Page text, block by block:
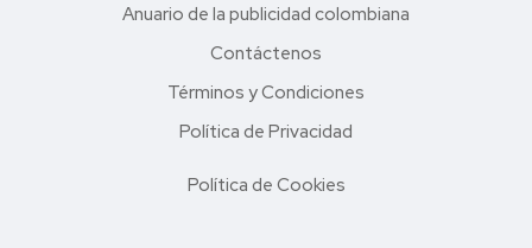
Anuario de la publicidad colombiana
Contáctenos
Términos y Condiciones
Política de Privacidad
Política de Cookies